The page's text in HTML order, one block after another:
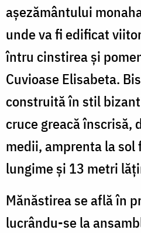
așezământului
unde va fi edificat
întru cinstirea și
Cuvioase Elisabeta.
construită în stil
cruce greacă înscrisă,
medii, amprenta la
lungime și 13 metri
Mănăstirea se află în
lucrându-se la